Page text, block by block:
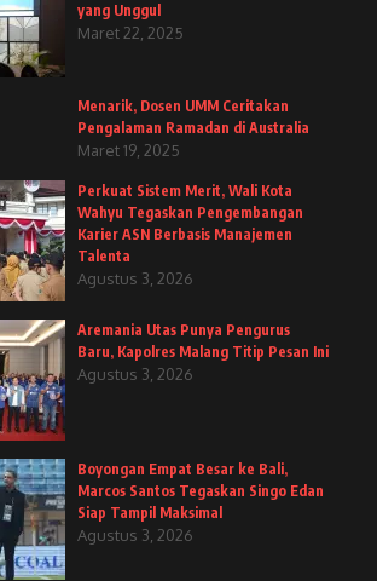
yang Unggul
Maret 22, 2025
Menarik, Dosen UMM Ceritakan
Pengalaman Ramadan di Australia
Maret 19, 2025
Perkuat Sistem Merit, Wali Kota
Wahyu Tegaskan Pengembangan
Karier ASN Berbasis Manajemen
Talenta
Agustus 3, 2026
Aremania Utas Punya Pengurus
Baru, Kapolres Malang Titip Pesan Ini
Agustus 3, 2026
Boyongan Empat Besar ke Bali,
Marcos Santos Tegaskan Singo Edan
Siap Tampil Maksimal
Agustus 3, 2026